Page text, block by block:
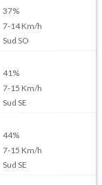
37%
7-14Km/h
Sud SO
41%
7-15 Km/h
Sud SE
44%
7-15 Km/h
Sud SE